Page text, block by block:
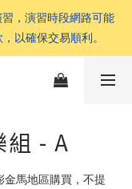
，演習時段網路可能
以確保交易順利。
組 - A
馬地區購買，不提